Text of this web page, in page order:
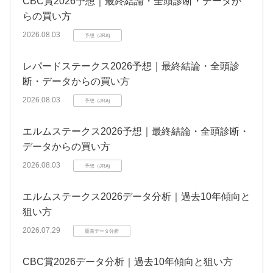
らの買い方
2026.08.03 予想（JRA)
レパードステークス2026予想｜最終結論・全頭診
断・データからの買い方
2026.08.03 予想（JRA)
エルムステークス2026予想｜最終結論・全頭診断・
データからの買い方
2026.08.03 予想（JRA)
エルムステークス2026データ分析｜過去10年傾向と
狙い方
2026.07.29 重賞データ分析
CBC賞2026データ分析｜過去10年傾向と狙い方